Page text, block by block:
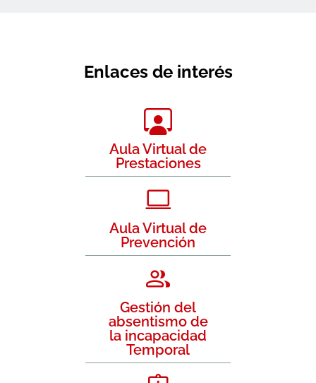
Enlaces de interés
Aula Virtual de
Prestaciones
Aula Virtual de
Prevención
Gestión del
absentismo de
la incapacidad
Temporal